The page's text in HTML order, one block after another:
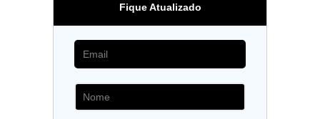
Fique Atualizado